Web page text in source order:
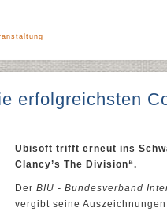
erfolgreichsten
Ubisoft trifft erneut ins
Clancy’s The Division“.
Der BIU - Bundesverband
vergibt seine